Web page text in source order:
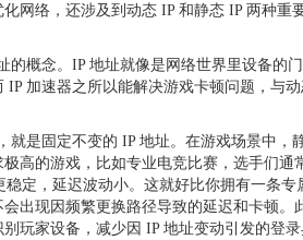
网络，还涉及到动态 IP 和静态 IP 两种重
的概念。IP 地址就像是网络世界里设备的
IP 加速器之所以能解决游戏卡顿问题，与
就是固定不变的 IP 地址。在游戏场景中，
高的游戏，比如专业电竞比赛，选手们通
稳定，延迟波动小。这就好比你拥有一条
出现因频繁更换路径导致的延迟和卡顿。
玩家设备，减少因 IP 地址变动引发的登